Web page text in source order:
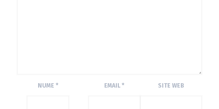
NUME * EMAIL* SITE WEB